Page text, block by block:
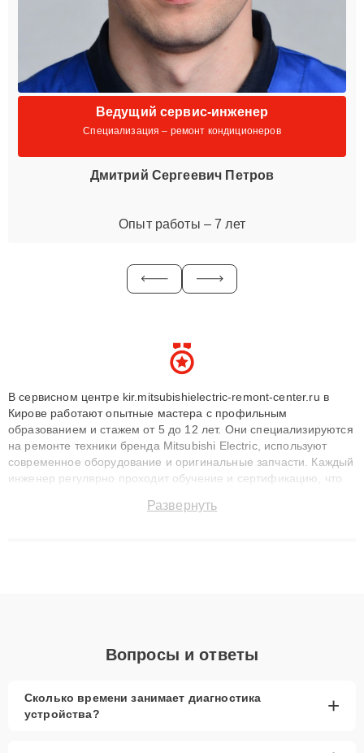
Ведущий сервис-инженер
Специализация – ремонт кондиционеров
Дмитрий Сергеевич Петров
Опыт работы – 7 лет
В сервисном центре kir.mitsubishielectric-remont-center.ru в
Кирове работают опытные мастера с профильным
образованием и стажем от 5 до 12 лет. Они специализируются
на ремонте техники бренда Mitsubishi Electric, используют
современное оборудование и оригинальные запчасти. Каждый
инженер регулярно проходит обучение и сертификацию, что
восстанавливать технику с сохранением гарантии до 3 лет.
Развернуть
Вопросы и ответы
Сколько времени занимает диагностика
устройства?
+